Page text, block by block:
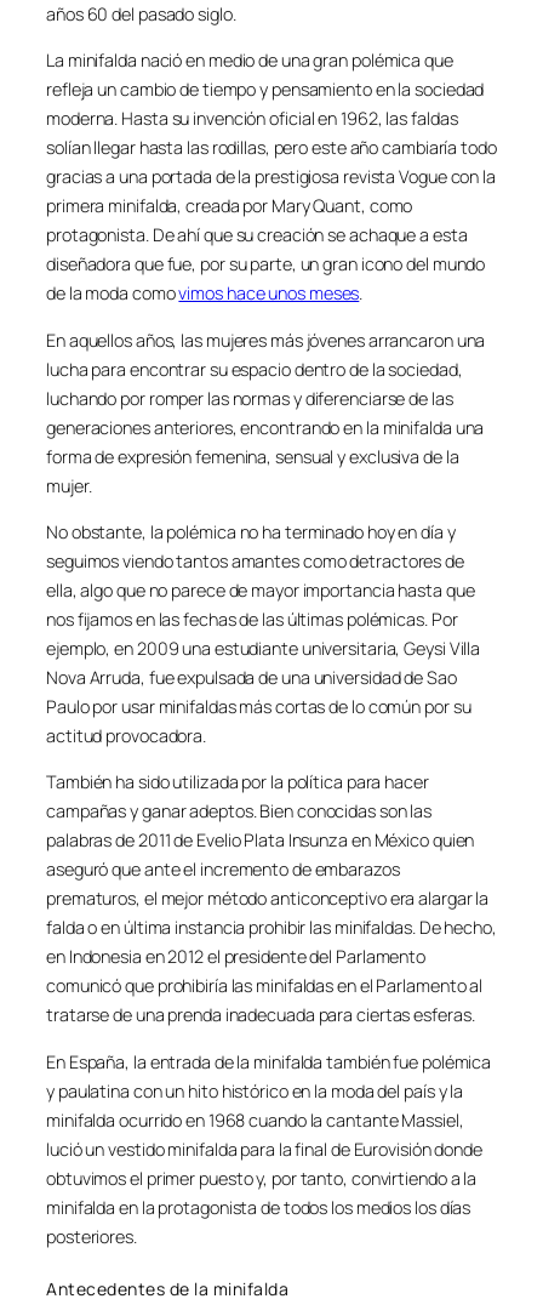
años 60 del pasado siglo.
La minifalda nació en medio de una gran polémica que
refleja un cambio de tiempo y pensamiento en la sociedad
moderna. Hasta su invención oficial en 1962, las faldas
solían llegar hasta las rodillas, pero este año cambiaría todo
gracias a una portada de la prestigiosa revista Vogue con la
primera minifalda, creada por Mary Quant, como
protagonista. De ahí que su creación se achaque a esta
diseñadora que fue, por su parte, un gran icono del mundo
de la moda comovimos hace unos meses.
En aquellos años, las mujeres más jóvenes arrancaron una
lucha para encontrar su espacio dentro de la sociedad,
luchando por romper las normas y diferenciarse de las
generaciones anteriores, encontrando en la minifalda una
forma de expresión femenina, sensual y exclusiva de la
mujer.
No obstante, la polémica no ha terminado hoy en día y
seguimos viendo tantos amantes como detractores de
ella, algo que no parece de mayor importancia hasta que
nos fijamos en las fechas de las últimas polémicas. Por
ejemplo, en 2009 una estudiante universitaria, Geysi Villa
Nova Arruda, fue expulsada de una universidad de Sao
Paulo por usar minifaldas más cortas de lo común por su
actitud provocadora.
También ha sido utilizada por la política para hacer
campañas y ganar adeptos. Bien conocidas son las
palabras de 2011 de Evelio Plata Insunza en México quien
aseguró que ante el incremento de embarazos
prematuros, el mejor método anticonceptivo era alargar la
falda o en última instancia prohibir las minifaldas. De hecho,
en Indonesia en 2012 el presidente del Parlamento
comunicó que prohibiría las minifaldas en el Parlamento al
tratarse de una prenda inadecuada para ciertas esferas.
En España, la entrada de la minifalda también fue polémica
y paulatina con un hito histórico en la moda del país y la
minifalda ocurrido en 1968 cuando la cantante Massiel,
lució un vestido minifalda para la final de Eurovisión donde
obtuvimos el primer puesto y, por tanto, convirtiendo a la
minifalda en la protagonista de todos los medios los días
posteriores.
Antecedentes de la minifalda